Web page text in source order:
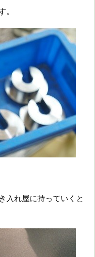
。
入れ屋に持っていくと